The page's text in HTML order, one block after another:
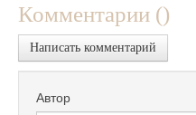
Комментарии ()
Написать комментарий
Автор